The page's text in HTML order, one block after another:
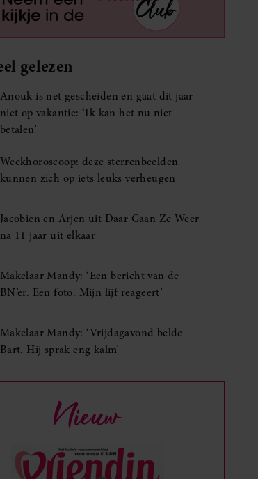
gelezen
Anouk is net gescheiden en gaat dit jaar
niet op vakantie: ‘Ik kan het nu niet
betalen’
Weekhoroscoop: deze sterrenbeelden
kunnen zich op iets leuks verheugen
Jacobien en Arjen uit Daar Gaan Ze Weer
na 11 jaar uit elkaar
Makelaar Mandy: ‘Een bericht van de
BN’er. Een foto. Mijn lijf reageert’
Makelaar Mandy: ‘Vrijdagavond belde
Bart. Hij sprak eng kalm’
Nieuw